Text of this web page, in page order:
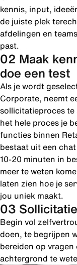
kennis, input,
de juiste plek
afdelingen en
past.
02 Maak
doe een test
Als je wordt
Corporate, neemt
sollicitatieproces
het hele proces je
functies binnen
bestaat uit een
10-20 minuten in
meer te weten
laten zien hoe je
jou uniek maakt.
03
Begin vol
doen, te begrijpen
bereiden op
achtergrond te